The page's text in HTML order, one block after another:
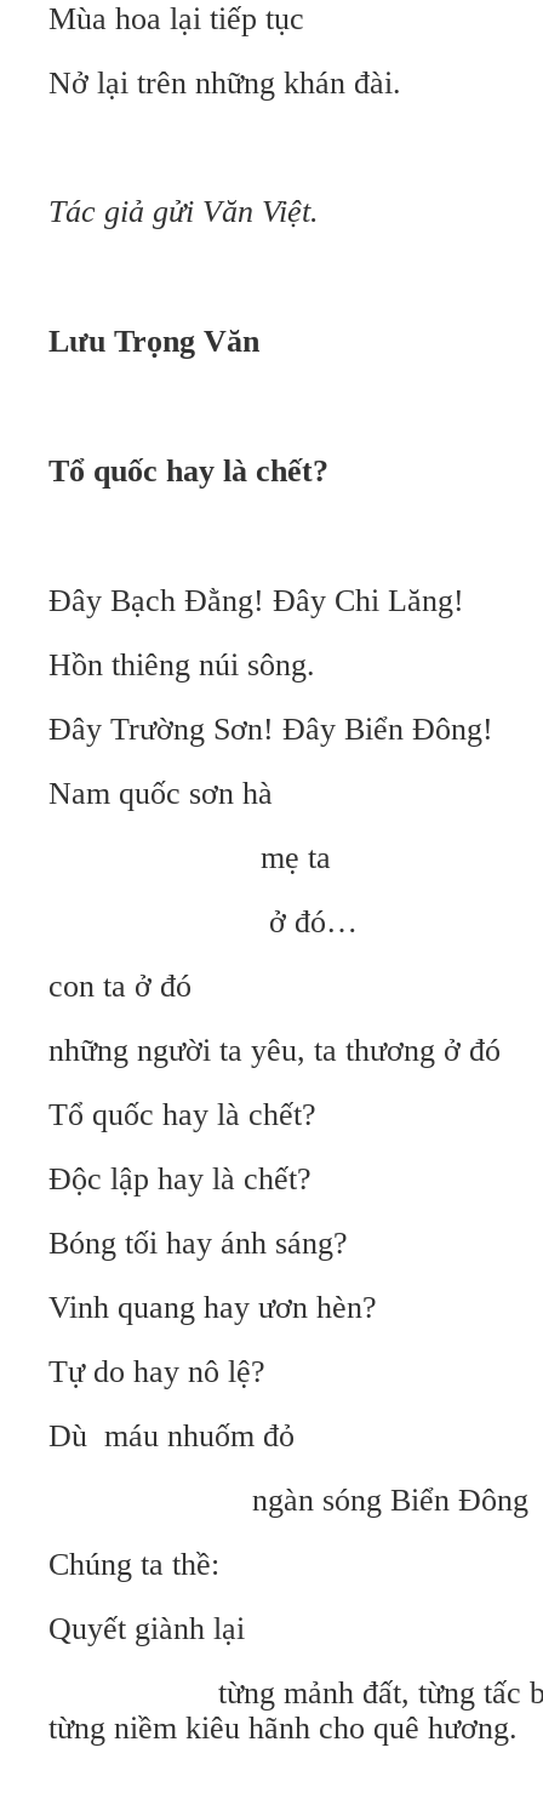
Mùa hoa lại tiếp tục
Nở lại trên những khán đài.
Tác giả gửi Văn Việt.
Lưu Trọng Văn
Tổ quốc hay là chết?
Đây Bạch Đằng! Đây Chi Lăng!
Hồn thiêng núi sông.
Đây Trường Sơn! Đây Biển Đông!
Nam quốc sơn hà
mẹ ta
ở đó…
con ta ở đó
những người ta yêu, ta thương ở đó
Tổ quốc hay là chết?
Độc lập hay là chết?
Bóng tối hay ánh sáng?
Vinh quang hay ươn hèn?
Tự do hay nô lệ?
Dù máu nhuốm đỏ
ngàn sóng Biển Đông
Chúng ta thề:
Quyết giành lại
từng mảnh đất, từng tấc
từng niềm kiêu hãnh cho quê hương.